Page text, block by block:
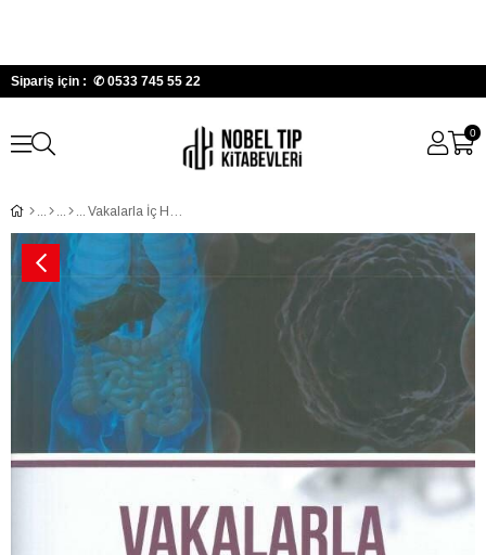
Sipariş için : ✆ 0533 745 55 22
0
Vakalarla İç Hastalıklarını Öğreniyoruz Cilt: 3